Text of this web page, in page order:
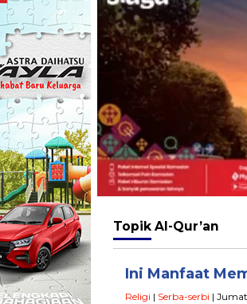
Topik Al-Qur’an
Ini Manfaat
Religi | Serba-serbi |